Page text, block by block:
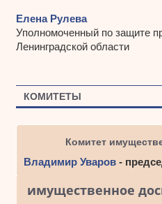
Елена Рулева
Уполномоченный по защите
Ленинградской области
КОМИТЕТЫ
Комитет
Владимир Уваров-
имущественное